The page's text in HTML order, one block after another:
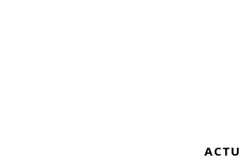
ACTU